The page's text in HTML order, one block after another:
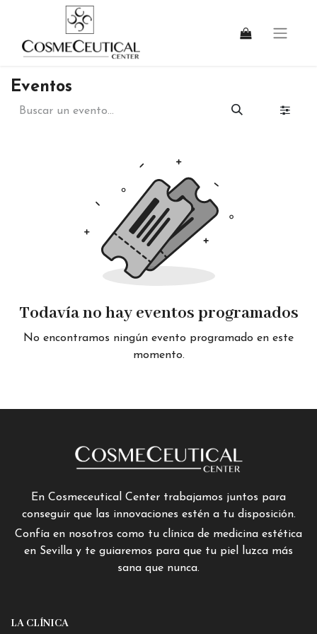
Eventos
Todavía no hay eventos programados
No encontramos ningún evento programado en este
momento.
En Cosmeceutical Center trabajamos juntos para
conseguir que las innovaciones estén a tu disposición.
Confía en nosotros como tu clínica de medicina estética
en Sevilla y te guiaremos para que tu piel luzca más
sana que nunca.
LA CLÍNICA